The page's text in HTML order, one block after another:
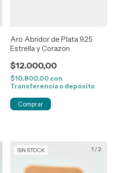
Aro Abridor de Plata 925
Estrella y Corazon
$12.000,00
$10.800,00 con
Transferencia o depósito
1 /2
SIN STOCK